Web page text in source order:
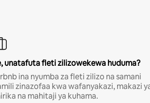
unatafuta fleti zilizowekewa huduma?
ina nyumba za fleti zilizo na samani
zinazofaa kwa wafanyakazi, makazi
na mahitaji ya kuhama.